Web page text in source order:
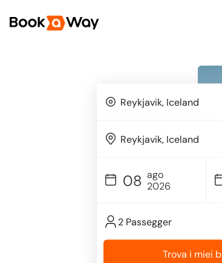
08 ago
2026
2 Passegger
Trova i miei